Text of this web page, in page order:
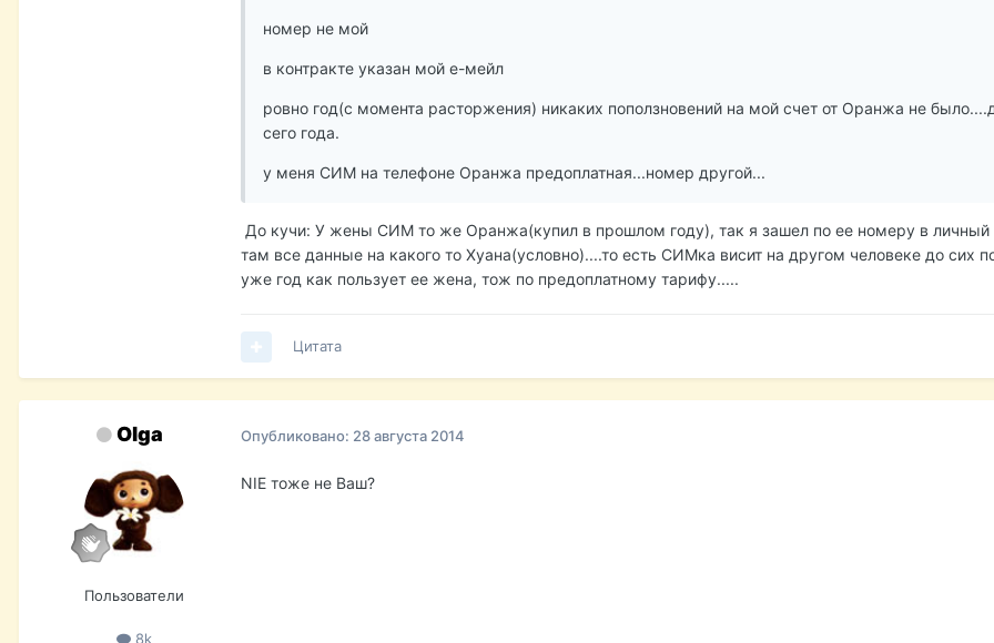
номер не мой
в контракте указан мой е-мейл
ровно год(с момента расторжения) никаких поползновений на мой счет от Оранжа не
сего года.
у меня СИМ на телефоне Оранжа предоплатная...номер другой...
До кучи: У жены СИМ то же Оранжа(купил в прошлом году), так я зашел по ее номеру в личный
там все данные на какого то Хуана(условно)....то есть СИМка висит на другом человеке до сих
уже год как пользует ее жена, тож по предоплатному тарифу.....
Цитата
Olga
Пользователи
8k
Опубликовано: 28 августа 2014
NIE тоже не Ваш?